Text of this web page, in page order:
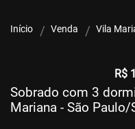
Início Venda Vila
R$
Sobrado com 3
Mariana - São Paulo/